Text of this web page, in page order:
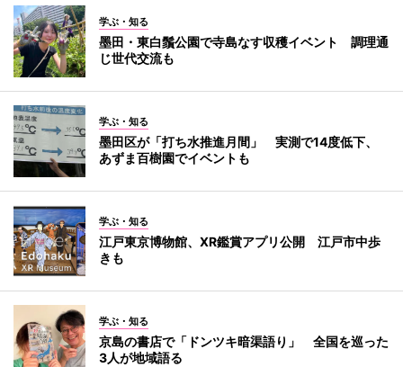
学ぶ・知る
墨田・東白鬚公園で寺島なす収穫イベント 調理通
じ世代交流も
学ぶ・知る
墨田区が「打ち水推進月間」 実測で14度低下、
あずま百樹園でイベントも
学ぶ・知る
江戸東京博物館、XR鑑賞アプリ公開 江戸市中歩
きも
学ぶ・知る
京島の書店で「ドンツキ暗渠語り」 全国を巡った
3人が地域語る